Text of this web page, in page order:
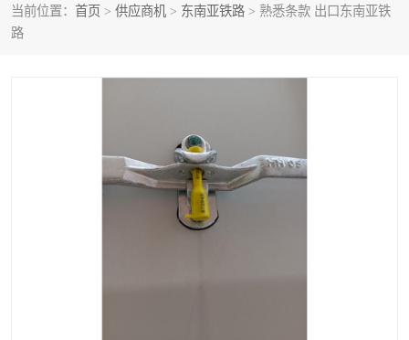
当前位置： 首页 > 供应商机 > 东南亚铁路 > 熟悉条款 出口东南亚铁
路
食品进口物流清关 南美海运
蓉欧班列进口机械设备 马来西亚物流